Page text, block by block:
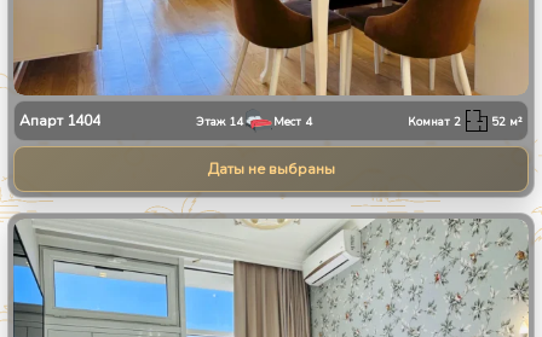
Апарт 1404 Этаж 14 Мест 4 Комнат2 52 м²
Даты не выбраны